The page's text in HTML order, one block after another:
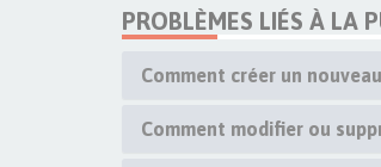
PROBLÈMES LIÉS À LA
Comment créer un
Comment modifier ou